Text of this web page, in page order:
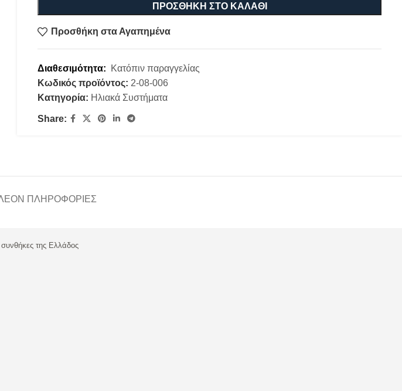
ΠΡΟΣΘΉΚΗ ΣΤΟ ΚΑΛΆΘΙ
Προσθήκη στα Αγαπημένα
Διαθεσιμότητα:
Κατόπιν παραγγελίας
Κωδικός προϊόντος: 2-08-006
Κατηγορία: Ηλιακά Συστήματα
Share:
ΠΛΗΡΟΦΟΡΊΕΣ
της Ελλάδος